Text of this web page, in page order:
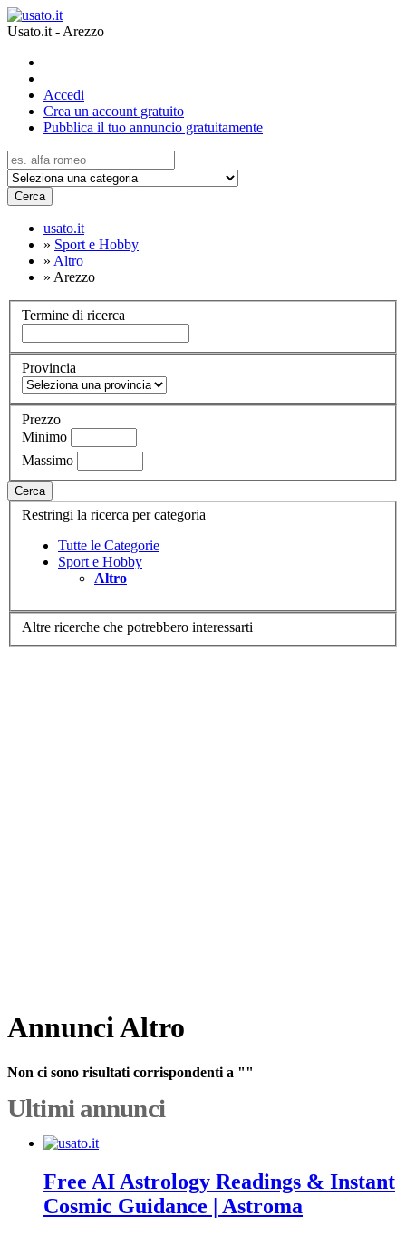
Usato.it - Arezzo
Accedi
Crea un account gratuito
Pubblica il tuo annuncio gratuitamente
Cerca
usato.it
» Sport e Hobby
» Altro
» Arezzo
Termine di ricerca
Provincia
Prezzo
Minimo
Massimo
Cerca
Restringi la ricerca per categoria
Tutte le Categorie
Sport e Hobby
Altro
Altre ricerche che potrebbero interessarti
Annunci Altro
Non ci sono risultati corrispondenti a ""
Ultimi annunci
Free AI Astrology Readings & Instant
Cosmic Guidance | Astroma